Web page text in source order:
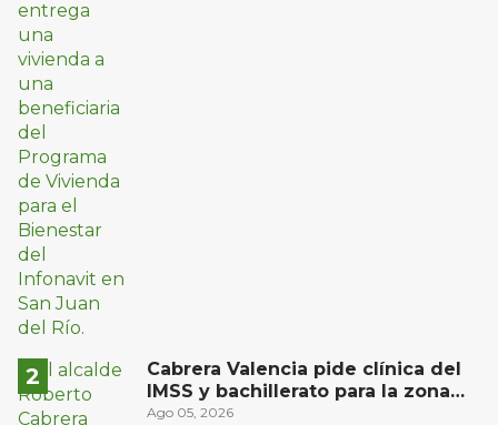
Cabrera Valencia pide clínica del
IMSS y bachillerato para la zona
oriente de San Juan del Río
Ago 05, 2026